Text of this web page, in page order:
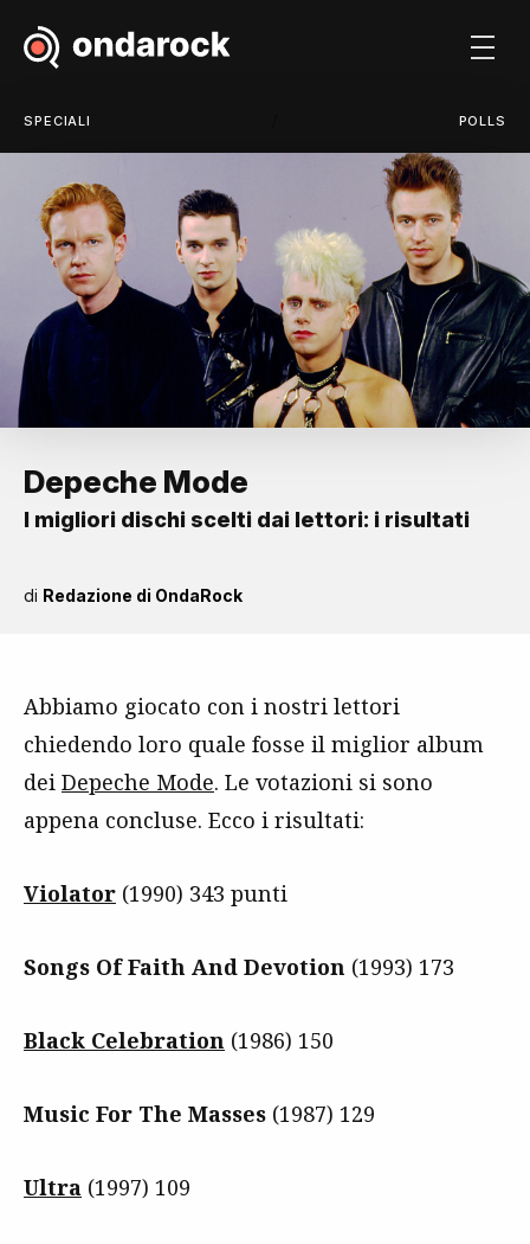
SPECIALI POLLS
Depeche Mode
I migliori dischi scelti dai lettori: i risultati
di Redazione di OndaRock
Abbiamo giocato con i nostri lettori
chiedendo loro quale fosse il miglior album
dei Depeche Mode. Le votazioni si sono
appena concluse. Ecco i risultati:
Violator (1990) 343 punti
Songs Of Faith And Devotion (1993) 173
Black Celebration (1986) 150
Music For The Masses (1987) 129
Ultra (1997) 109